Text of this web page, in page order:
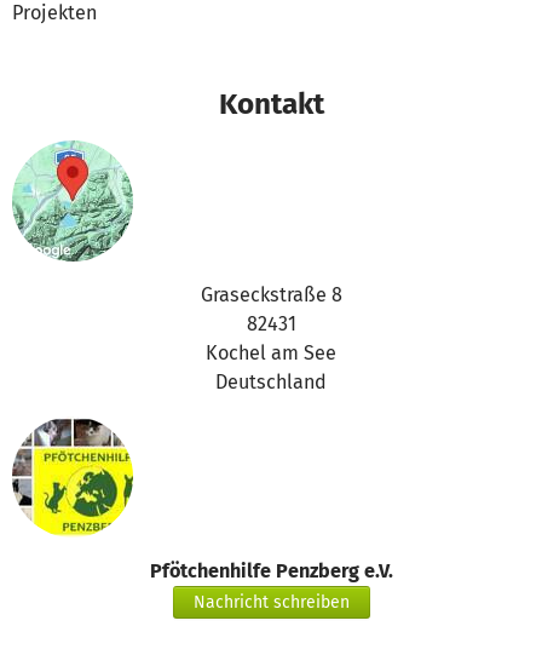
Projekten
Kontakt
Graseckstraße 8
82431
Kochel am See
Deutschland
Pfötchenhilfe Penzberg e.V.
Nachricht schreiben